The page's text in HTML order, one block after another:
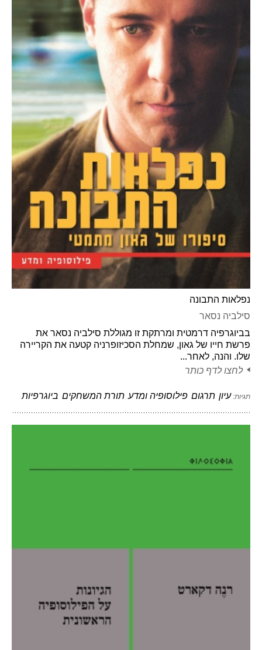
נפלאות התבונה
סילביה נסאר
בביוגרפיה דרמטית ומרתקת זו מגוללת סילביה נסאר את
פרשת חייו של גאון, שמחלת הסכיזופרניה קטעה את הקריירה
שלו. והנה, לאחר...
לחצו לדף כותר
תגיות:עיון תרגום פילוסופיה ומדע תורת המשחקים ביוגרפיות